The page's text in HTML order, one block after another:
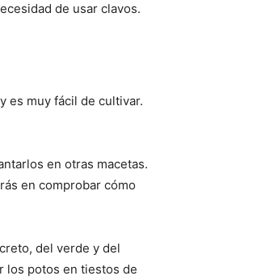
de usar clavos.
es muy fácil de cultivar.
en otras macetas.
en comprobar cómo
del verde y del
los potos en tiestos de